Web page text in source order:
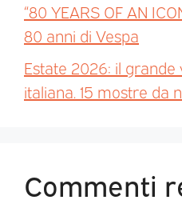
“80 YEARS OF AN
80 anni di Vespa
Estate 2026: il grande
italiana. 15 mostre da
Commenti